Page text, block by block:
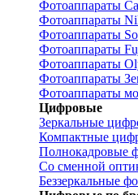
Фотоаппараты
Фотоаппараты
Фотоаппараты
Фотоаппараты
Фотоаппараты
Фотоаппараты
Фотоаппараты
Цифровые
Зеркальные
Компактные
Полнокадровые
Со сменной
Беззеркальные